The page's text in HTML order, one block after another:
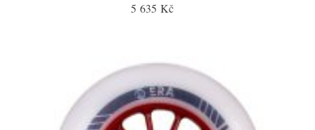
5 635 Kč